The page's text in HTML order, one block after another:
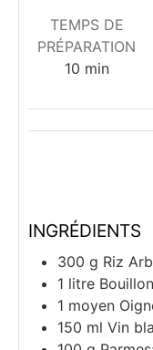
TEMPS DE
PRÉPARATION
10minutes
min
INGRÉDIENTS
300 g Riz
1 litre
1 moyen
150 ml Vin